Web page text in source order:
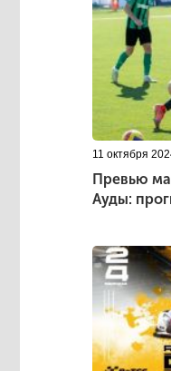
11 октября
Превью
Ауды: